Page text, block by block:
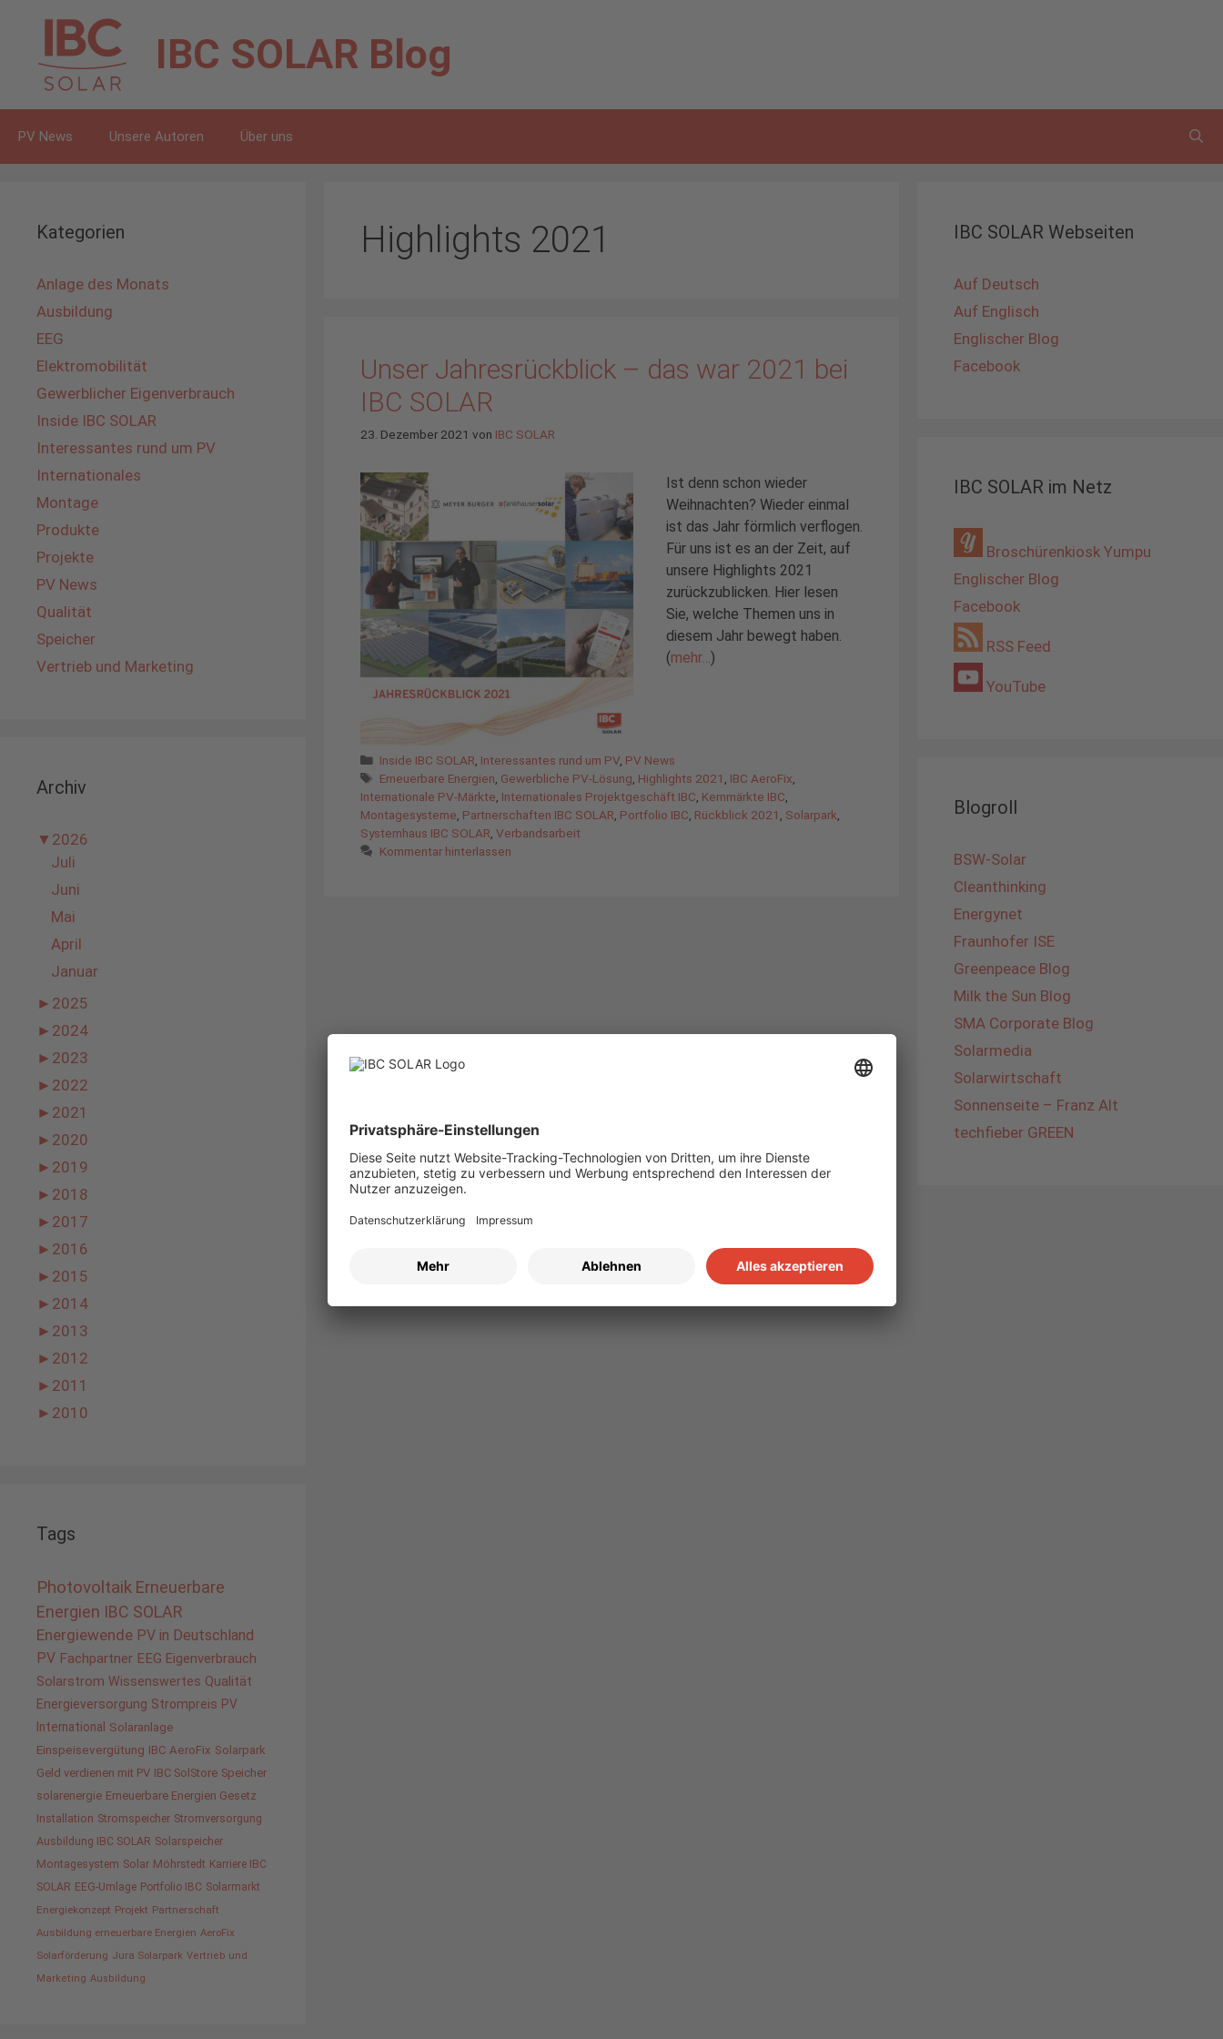
springen
IBC SOLAR Blog
PV News Unsere Autoren Über uns
Highlights 2021
Unser Jahresrückblick – das war 2021 bei
IBC SOLAR
23. Dezember 2021 von IBC SOLAR
Ist denn schon wieder
Weihnachten? Wieder einmal
ist das Jahr förmlich verflogen.
Für uns ist es an der Zeit, auf
unsere Highlights 2021
zurückzublicken. Hier lesen
Sie, welche Themen uns in
diesem Jahr bewegt haben.
(mehr… )
Kategorien
Inside IBC SOLAR Interessantes rund um PV PV News
Schlagwörter
Erneuerbare Energien Gewerbliche PV-Lösung Highlights 2021 IBC AeroFix
Internationale PV-Märkte Internationales Projektgeschäft IBC Kernmärkte IBC
Montagesysteme Partnerschaften IBC SOLAR Portfolio IBC Rückblick 2021 Solarpark
Systemhaus IBC SOLAR Verbandsarbeit
Kommentar hinterlassen
Kategorien
Anlage des Monats
Ausbildung
EEG
Elektromobilität
Gewerblicher Eigenverbrauch
Inside IBC SOLAR
Interessantes rund um PV
Internationales
Montage
Produkte
Projekte
PV News
Qualität
Speicher
Vertrieb und Marketing
Archiv
▼ 2026
Juli
Juni
Mai
April
Januar
► 2025
► 2024
► 2023
► 2022
► 2021
► 2020
► 2019
► 2018
► 2017
► 2016
► 2015
► 2014
► 2013
► 2012
► 2011
► 2010
Tags
Photovoltaik Erneuerbare
Energien IBC SOLAR
Energiewende PV in Deutschland
PV Fachpartner EEG Eigenverbrauch
Solarstrom Wissenswertes Qualität
Energieversorgung Strompreis PV
International Solaranlage
Einspeisevergütung IBC AeroFix Solarpark
Geld verdienen mit PV IBC SolStore Speicher
solarenergie Erneuerbare Energien Gesetz
Installation Stromspeicher Stromversorgung
Ausbildung IBC SOLAR Solarspeicher
Montagesystem Solar Möhrstedt Karriere IBC
SOLAR EEG-Umlage Portfolio IBC Solarmarkt
Energiekonzept Projekt Partnerschaft
Ausbildung erneuerbare Energien AeroFix
Solarförderung Jura Solarpark Vertrieb und
Marketing Ausbildung
IBC SOLAR Webseiten
Auf Deutsch
Auf Englisch
Englischer Blog
Facebook
IBC SOLAR im Netz
Broschürenkiosk Yumpu
Englischer Blog
Facebook
RSS Feed
YouTube
Blogroll
BSW-Solar
Cleanthinking
Energynet
Fraunhofer ISE
Greenpeace Blog
Milk the Sun Blog
SMA Corporate Blog
Solarmedia
Solarwirtschaft
Sonnenseite – Franz Alt
techfieber GREEN